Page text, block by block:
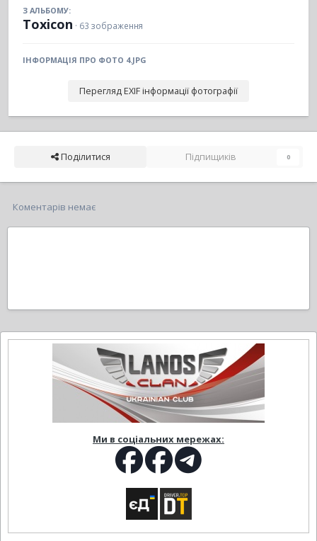
З АЛЬБОМУ:
Toxicon · 63 зображення
ІНФОРМАЦІЯ ПРО ФОТО 4.JPG
Перегляд EXIF інформації фотографії
Поділитися Підпищиків 0
Коментарів немає
Ми в соціальних мережах: